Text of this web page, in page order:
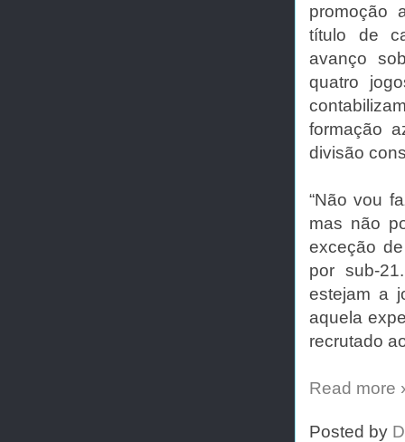
promoção
título de
avanço
quatro
formação
divisão
“Não vou
mas não
exceção
por sub-
estejam a
aquela
recrutado
Read more
Posted by